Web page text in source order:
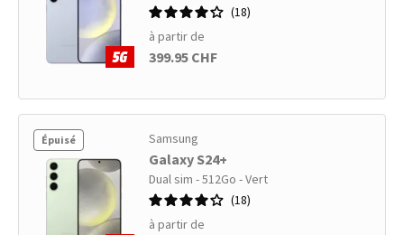
18
à partir de
399.95 CHF
Épuisé Samsung
Galaxy S24+
Dual sim - 512Go - Vert
18
à partir de